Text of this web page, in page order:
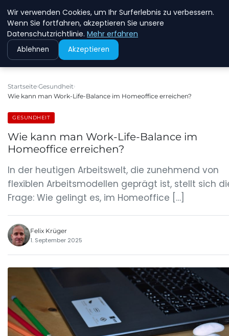
MFD DRESDEN
Startseite Gesundheit
Wie kann man Work-Life-Balance im Homeoffice erreichen?
GESUNDHEIT
Wie kann man Work-Life-Balance im
Homeoffice erreichen?
In der heutigen Arbeitswelt, die zunehmend von
flexiblen Arbeitsmodellen geprägt ist, stellt sich
Frage: Wie gelingt es, im Homeoffice […]
Felix Krüger
1. September 2025
Wir verwenden Cookies, um Ihr Surferlebnis zu verbessern.
Wenn Sie fortfahren, akzeptieren Sie unsere
Datenschutzrichtlinie. Mehr erfahren
Ablehnen Akzeptieren